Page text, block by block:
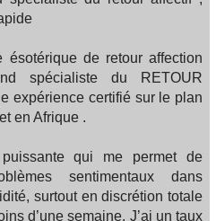
ésotérique de retour affection
spécialiste du RETOUR
expérience certifié sur le plan
en Afrique .
qui me permet de
sentimentaux dans
surtout en discrétion totale
d’une semaine. J’ai un taux